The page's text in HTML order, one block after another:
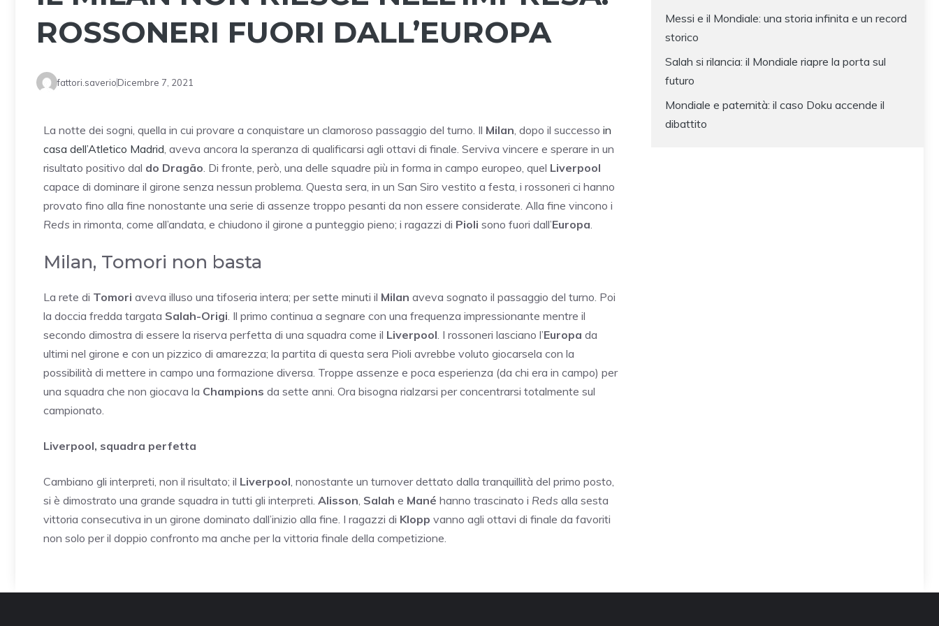
ROSSONERI FUORI DALL’EUROPA
fattori.saverioDicembre 7, 2021
La notte dei sogni, quella in cui provare a conquistare un clamoroso passaggio del turno. Il Milan, dopo il successo in
casa dell’Atletico Madrid, aveva ancora la speranza di qualificarsi agli ottavi di finale. Serviva vincere e sperare in un
risultato positivo dal do Dragão. Di fronte, però, una delle squadre più in forma in campo europeo, quel Liverpool
capace di dominare il girone senza nessun problema. Questa sera, in un San Siro vestito a festa, i rossoneri ci hanno
provato fino alla fine nonostante una serie di assenze troppo pesanti da non essere considerate. Alla fine vincono i
Reds in rimonta, come all’andata, e chiudono il girone a punteggio pieno; i ragazzi di Pioli sono fuori dall’Europa.
Milan, Tomori non basta
La rete di Tomori aveva illuso una tifoseria intera; per sette minuti il Milan aveva sognato il passaggio del turno. Poi
la doccia fredda targata Salah-Origi. Il primo continua a segnare con una frequenza impressionante mentre il
secondo dimostra di essere la riserva perfetta di una squadra come il Liverpool. I rossoneri lasciano l’Europa da
ultimi nel girone e con un pizzico di amarezza; la partita di questa sera Pioli avrebbe voluto giocarsela con la
possibilità di mettere in campo una formazione diversa. Troppe assenze e poca esperienza (da chi era in campo) per
una squadra che non giocava la Champions da sette anni. Ora bisogna rialzarsi per concentrarsi totalmente sul
campionato.
Liverpool, squadra perfetta
Cambiano gli interpreti, non il risultato; il Liverpool, nonostante un turnover dettato dalla tranquillità del primo posto,
si è dimostrato una grande squadra in tutti gli interpreti. Alisson, Salah e Mané hanno trascinato i Reds alla sesta
vittoria consecutiva in un girone dominato dall’inizio alla fine. I ragazzi di Klopp vanno agli ottavi di finale da favoriti
non solo per il doppio confronto ma anche per la vittoria finale della competizione.
Messi e il Mondiale: una storia infinita e un record
storico
Salah si rilancia: il Mondiale riapre la porta sul
futuro
Mondiale e paternità: il caso Doku accende il
dibattito